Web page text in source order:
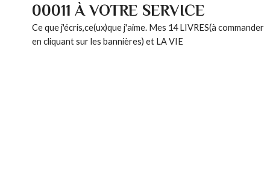
00011 À VOTRE SERVICE
Ce que j'écris,ce(ux)que j'aime. Mes 14 LIVRES(à commander
en cliquant sur les bannières) et LA VIE